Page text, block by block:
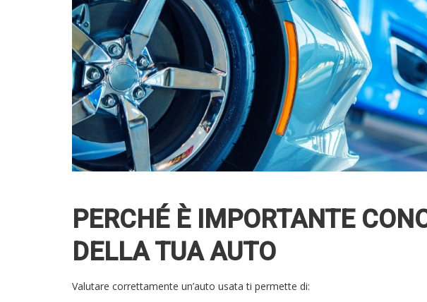
PERCHÉ È IMPORTANTE
DELLA TUA AUTO
Valutare correttamente un’auto usata ti permette di: